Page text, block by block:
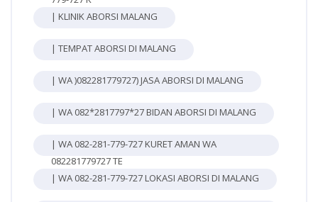
| KLINIK ABORSI MALANG
| TEMPAT ABORSI DI MALANG
| WA )082281779727) JASA ABORSI DI MALANG
| WA 082*2817797*27 BIDAN ABORSI DI MALANG
| WA 082-281-779-727 KURET AMAN WA
082281779727 TE
| WA 082-281-779-727 LOKASI ABORSI DI MALANG